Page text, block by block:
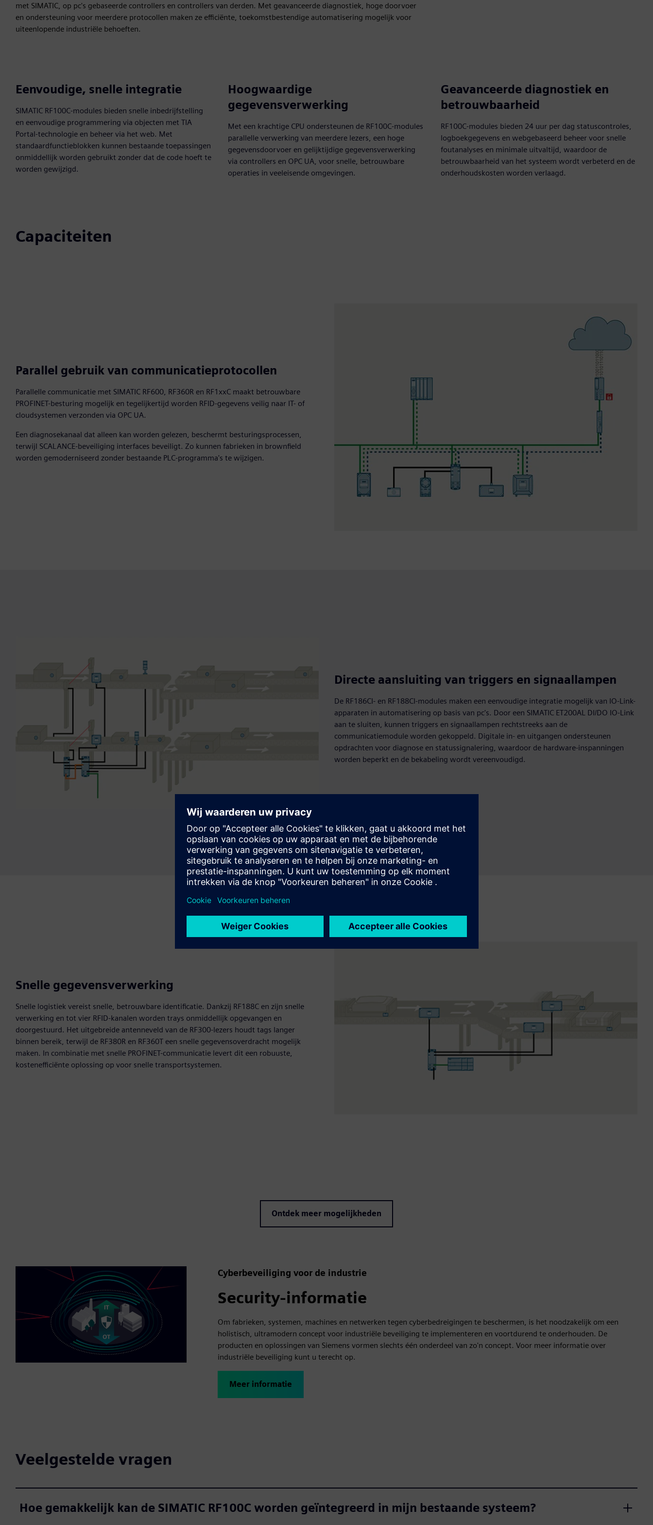
met SIMATIC, op pc's gebaseerde controllers en controllers van derden. Met geavanceerde diagnostiek, hoge doorvoer
en ondersteuning voor meerdere protocollen maken ze efficiënte, toekomstbestendige automatisering mogelijk voor
uiteenlopende industriële behoeften.
Eenvoudige, snelle integratie
SIMATIC RF100C-modules bieden snelle inbedrijfstelling
en eenvoudige programmering via objecten met TIA
Portal-technologie en beheer via het web. Met
standaardfunctieblokken kunnen bestaande toepassingen
onmiddellijk worden gebruikt zonder dat de code hoeft te
worden gewijzigd.
Hoogwaardige
gegevensverwerking
Met een krachtige CPU ondersteunen de RF100C-modules
parallelle verwerking van meerdere lezers, een hoge
gegevensdoorvoer en gelijktijdige gegevensverwerking
via controllers en OPC UA, voor snelle, betrouwbare
operaties in veeleisende omgevingen.
Geavanceerde diagnostiek en
betrouwbaarheid
RF100C-modules bieden 24 uur per dag statuscontroles,
logboekgegevens en webgebaseerd beheer voor snelle
foutanalyses en minimale uitvaltijd, waardoor de
betrouwbaarheid van het systeem wordt verbeterd en de
onderhoudskosten worden verlaagd.
Capaciteiten
Parallel gebruik van communicatieprotocollen
Parallelle communicatie met SIMATIC RF600, RF360R en RF1xxC maakt betrouwbare
PROFINET-besturing mogelijk en tegelijkertijd worden RFID-gegevens veilig naar IT- of
cloudsystemen verzonden via OPC UA.
Een diagnosekanaal dat alleen kan worden gelezen, beschermt besturingsprocessen,
terwijl SCALANCE-beveiliging interfaces beveiligt. Zo kunnen fabrieken in brownfield
worden gemoderniseerd zonder bestaande PLC-programma's te wijzigen.
Directe aansluiting van triggers en signaallampen
De RF186CI- en RF188CI-modules maken een eenvoudige integratie mogelijk van IO‑Link-
apparaten in automatisering op basis van pc's. Door een SIMATIC ET200AL DI/DO IO‑Link
aan te sluiten, kunnen triggers en signaallampen rechtstreeks aan de
communicatiemodule worden gekoppeld. Digitale in- en uitgangen ondersteunen
opdrachten voor diagnose en statussignalering, waardoor de hardware-inspanningen
worden beperkt en de bekabeling wordt vereenvoudigd.
Snelle gegevensverwerking
Snelle logistiek vereist snelle, betrouwbare identificatie. Dankzij RF188C en zijn snelle
verwerking en tot vier RFID-kanalen worden trays onmiddellijk opgevangen en
doorgestuurd. Het uitgebreide antenneveld van de RF300-lezers houdt tags langer
binnen bereik, terwijl de RF380R en RF360T een snelle gegevensoverdracht mogelijk
maken. In combinatie met snelle PROFINET-communicatie levert dit een robuuste,
kostenefficiënte oplossing op voor snelle transportsystemen.
Ontdek meer mogelijkheden
Cyberbeveiliging voor de industrie
Security-informatie
Om fabrieken, systemen, machines en netwerken tegen cyberbedreigingen te beschermen, is het noodzakelijk om een
holistisch, ultramodern concept voor industriële beveiliging te implementeren en voortdurend te onderhouden. De
producten en oplossingen van Siemens vormen slechts één onderdeel van zo'n concept. Voor meer informatie over
industriële beveiliging kunt u terecht op.
Meer informatie
Veelgestelde vragen
Hoe gemakkelijk kan de SIMATIC RF100C worden geïntegreerd in mijn bestaande systeem?